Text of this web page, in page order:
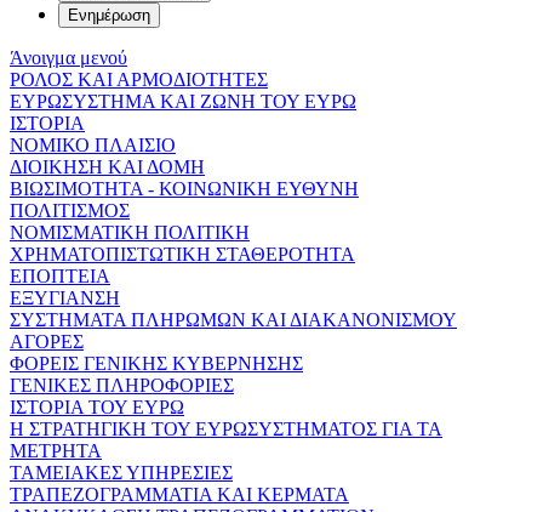
Ενημέρωση
Άνοιγμα μενού
ΡΟΛΟΣ ΚΑΙ ΑΡΜΟΔΙΟΤΗΤΕΣ
ΕΥΡΩΣΥΣΤΗΜΑ ΚΑΙ ΖΩΝΗ ΤΟΥ ΕΥΡΩ
ΙΣΤΟΡΙΑ
ΝΟΜΙΚΟ ΠΛΑΙΣΙΟ
ΔΙΟΙΚΗΣΗ ΚΑΙ ΔΟΜΗ
ΒΙΩΣΙΜΟΤΗΤΑ - ΚΟΙΝΩΝΙΚΗ ΕΥΘΥΝΗ
ΠΟΛΙΤΙΣΜΟΣ
ΝΟΜΙΣΜΑΤΙΚΗ ΠΟΛΙΤΙΚΗ
ΧΡΗΜΑΤΟΠΙΣΤΩΤΙΚΗ ΣΤΑΘΕΡΟΤΗΤΑ
ΕΠΟΠΤΕΙΑ
ΕΞΥΓΙΑΝΣΗ
ΣΥΣΤΗΜΑΤΑ ΠΛΗΡΩΜΩΝ ΚΑΙ ΔΙΑΚΑΝΟΝΙΣΜΟΥ
ΑΓΟΡΕΣ
ΦΟΡΕΙΣ ΓΕΝΙΚΗΣ ΚΥΒΕΡΝΗΣΗΣ
ΓΕΝΙΚΕΣ ΠΛΗΡΟΦΟΡΙΕΣ
ΙΣΤΟΡΙΑ ΤΟΥ ΕΥΡΩ
Η ΣΤΡΑΤΗΓΙΚΗ ΤΟΥ ΕΥΡΩΣΥΣΤΗΜΑΤΟΣ ΓΙΑ ΤΑ
ΜΕΤΡΗΤΑ
ΤΑΜΕΙΑΚΕΣ ΥΠΗΡΕΣΙΕΣ
ΤΡΑΠΕΖΟΓΡΑΜΜΑΤΙΑ ΚΑΙ ΚΕΡΜΑΤΑ